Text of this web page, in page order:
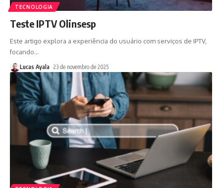
TECNOLOGIA
Teste IPTV Olinsesp
Este artigo explora a experiência do usuário com serviços de IPTV,
focando…
Lucas Ayala 23 de novembro de 2025